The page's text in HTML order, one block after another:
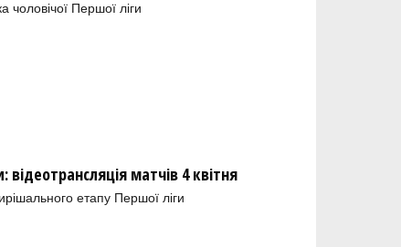
чоловічої Першої ліги
відеотрансляція матчів 4 квітня
етапу Першої ліги